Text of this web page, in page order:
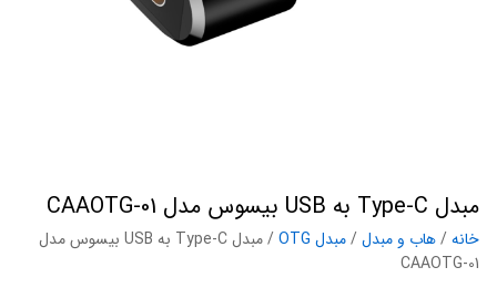
مبدل Type-C به USB بیسوس مدل CAAOTG-01
خانه/هاب و مبدل/مبدل OTG
/ مبدل Type-C به USB بیسوس مدل
CAAOTG-01